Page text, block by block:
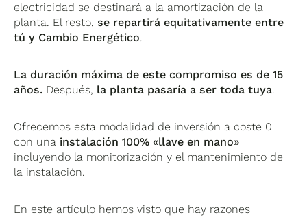
electricidad se destinará a la amortización de la
planta. El resto,se repartirá equitativamente entre
tú y Cambio Energético.
La duración máxima de este compromiso es de 15
años. Después, la planta pasaría a ser toda tuya.
Ofrecemos esta modalidad de inversión a coste 0
con una instalación 100% «llave en mano»
incluyendo la monitorización y el mantenimiento de
la instalación.
En este artículo hemos visto que hay razones